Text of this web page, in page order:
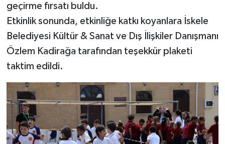
geçirme fırsatı buldu.
Etkinlik sonunda, etkinliğe katkı koyanlara İskele
Belediyesi Kültür & Sanat ve Dış İlişkiler Danışmanı
Özlem Kadirağa tarafından teşekkür plaketi
taktim edildi.